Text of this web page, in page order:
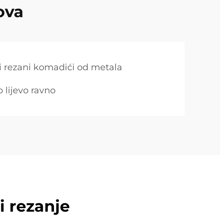
rezani komadići od metala
lijevo ravno
rezanje